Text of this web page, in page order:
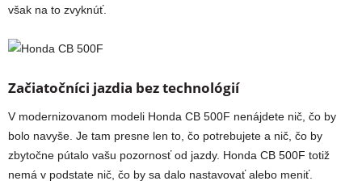
však na to zvyknúť.
Začiatočníci jazdia bez technológií
V modernizovanom modeli Honda CB 500F nenájdete nič, čo by
bolo navyše. Je tam presne len to, čo potrebujete a nič, čo by
zbytočne pútalo vašu pozornosť od jazdy. Honda CB 500F totiž
nemá v podstate nič, čo by sa dalo nastavovať alebo meniť.